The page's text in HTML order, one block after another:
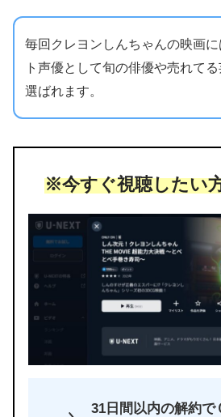
毎回クレヨンしんちゃんの映画に
ト声優として旬の俳優や売れて
選ばれます。
※今すぐ視聴したい
31日間以内の解約で